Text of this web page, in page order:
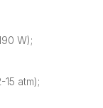
W);
15 atm);